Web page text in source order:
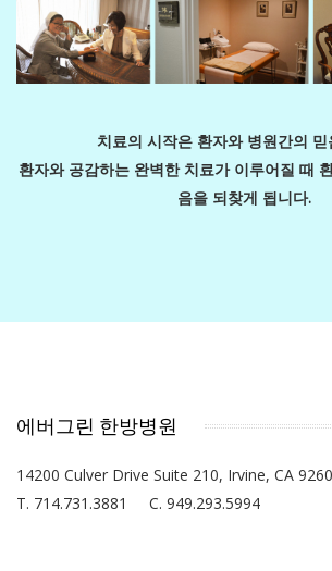
치료의 시작은 환자와 병원간의 믿
환자와 공감하는 완벽한 치료가 이루어질 때
음을 되찾게 됩니다.
에버그린 한방병원
14200 Culver Drive Suite 210, Irvine, CA
T. 714.731.3881 C. 949.293.5994